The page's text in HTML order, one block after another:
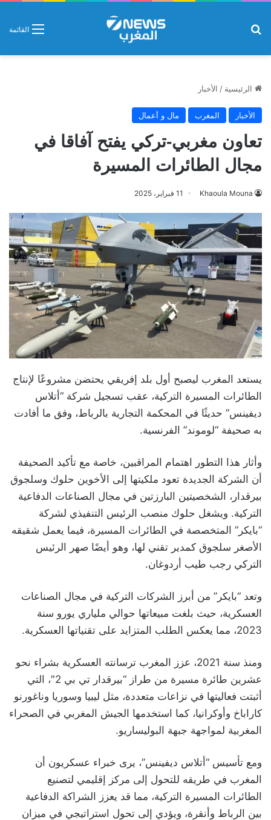
القائمة
الرئيسية / الأخبار
الأخبار المغرب مال و أعمال
تعاون مغربي-تركي يفتح آفاقا في
مجال الطائرات المسيرة
Khaoula Mouna 11 فبراير، 2025
يستعد المغرب ليصبح أول بلد إفريقي يحتضن مشروعًا لإنتاج
الطائرات المسيرة التركية، عقب تسجيل شركة “أتلاس
ديفينس” حديثًا في المحكمة التجارية بالرباط، وفق ما أفادت
به صحيفة “لوموند” الفرنسية.
وأثار هذا التطور اهتمام المراقبين، خاصة مع تأكيد الصحيفة
أن الشركة الجديدة تعود ملكيتها إلى الأخوين حلوك وسلجوق
بيرقدار، الشخصيتين البارزتين في مجال الصناعات الدفاعية
التركية. ويشغل حلوك منصب الرئيس التنفيذي لشركة
“بايكر” المتخصصة في الطائرات المسيرة، فيما يعمل شقيقه
الأصغر سلجوق كمدير تقني لها، وهو أيضًا صهر الرئيس
التركي رجب طيب أردوغان.
وتعد “بايكر” من أبرز الشركات التركية في مجال الصناعات
العسكرية، حيث بلغت مبيعاتها حوالي ملياري يورو سنة
2023، مما يعكس الطلب المتزايد على تقنياتها العسكرية.
ومنذ سنة 2021، عزز المغرب ترسانته العسكرية بشراء نحو
عشرين طائرة مسيرة من طراز “بيرقدار تي بي 2″، التي
أثبتت فعاليتها في نزاعات متعددة، مثل ليبيا وسوريا وناغورنو
كاراباخ وأوكرانيا، كما استخدمها الجيش المغربي في الصحراء
المغربية لمواجهة جبهة البوليساريو.
ومع تأسيس “أتلاس ديفينس”، يرى خبراء عسكريون أن
المغرب في طريقه للتحول إلى مركز إقليمي لتصنيع
الطائرات المسيرة التركية، مما قد يعزز الشراكة الدفاعية
بين الرباط وأنقرة، ويؤدي إلى تحول استراتيجي في ميزان